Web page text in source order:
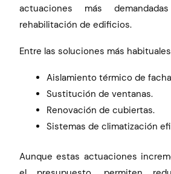
actuaciones más
rehabilitación de edificios.
Entre las soluciones más
Aislamiento térmico de
Sustitución de ventanas.
Renovación de cubiertas.
Sistemas de climatización
Aunque estas actuaciones